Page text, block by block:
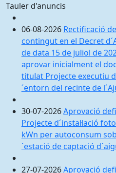
Tauler d'anuncis
06-08-2026 Rectificació
contingut en el Decret
de data 15 de juliol de
aprovar inicialment el
titulat Projecte executiu
´entorn del recinte de
30-07-2026Aprovació
Projecte d´instal·lació
kWn per autoconsum
´estació de captació
27-07-2026Aprovació